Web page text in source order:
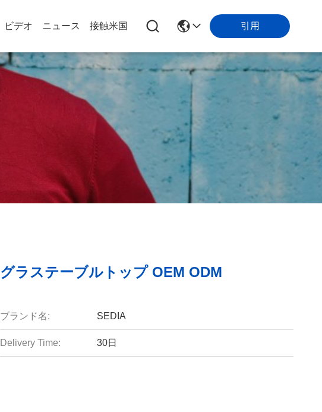
ビデオ ニュース 接触米国 引用
グラステーブルトップ OEM ODM
ブランド名: SEDIA
Delivery Time: 30日